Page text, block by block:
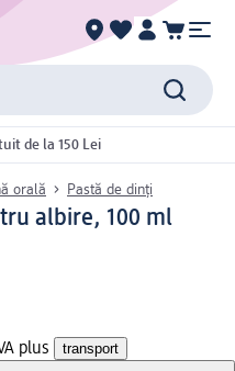
de la 150 Lei
orală Pastă de dinți
albire, 100 ml
plus transport